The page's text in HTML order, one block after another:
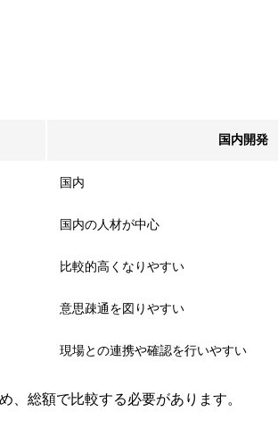
国内開発
国内
国内の人材が中心
比較的高くなりやすい
意思疎通を図りやすい
現場との連携や確認を行いやすい
総額で比較する必要があります。